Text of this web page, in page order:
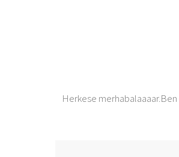
Herkese merhabalaaaar.Ben